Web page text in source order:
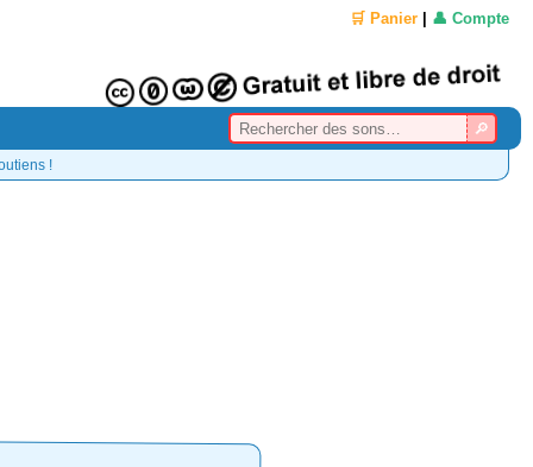
🛒 Panier 👤 Compte
!